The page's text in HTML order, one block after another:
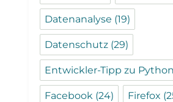
Datenanalyse (19)
Datenschutz (29)
Entwickler-Tipp zu Python
Facebook (24) Firefox